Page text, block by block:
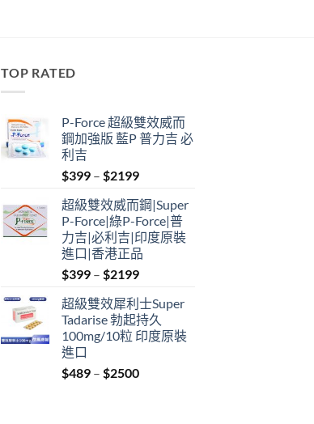
TOP RATED
P-Force 超級雙效威而
鋼加強版 藍P 普力吉 必
利吉
$399 – $2199Price
$399
through
$2199
超級雙效威而鋼|Super
P-Force|綠P-Force|普
力吉|必利吉|印度原裝
進口|香港正品
$399 – $2199Price
$399
through
$2199
超級雙效犀利士Super
Tadarise 勃起持久
100mg/10粒 印度原裝
進口
$489 – $2500Price